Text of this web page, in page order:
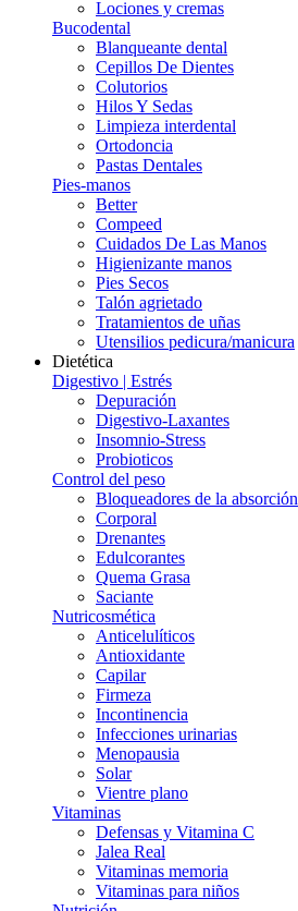
Lociones y cremas
Bucodental
Blanqueante dental
Cepillos De Dientes
Colutorios
Hilos Y Sedas
Limpieza interdental
Ortodoncia
Pastas Dentales
Pies-manos
Better
Compeed
Cuidados De Las Manos
Higienizante manos
Pies Secos
Talón agrietado
Tratamientos de uñas
Utensilios pedicura/manicura
Dietética
Digestivo | Estrés
Depuración
Digestivo-Laxantes
Insomnio-Stress
Probioticos
Control del peso
Bloqueadores de la absorción
Corporal
Drenantes
Edulcorantes
Quema Grasa
Saciante
Nutricosmética
Anticelulíticos
Antioxidante
Capilar
Firmeza
Incontinencia
Infecciones urinarias
Menopausia
Solar
Vientre plano
Vitaminas
Defensas y Vitamina C
Jalea Real
Vitaminas memoria
Vitaminas para niños